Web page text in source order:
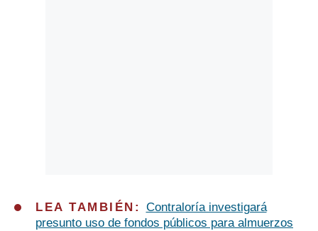
LEA TAMBIÉN: Contraloría investigará
presunto uso de fondos públicos para almuerzos